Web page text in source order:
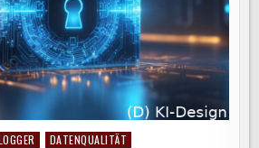
DATENQUALITÄT